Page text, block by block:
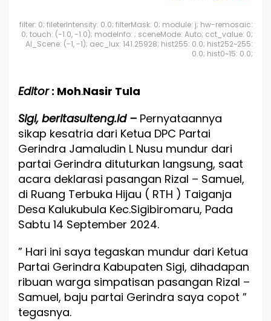
J
a
d
n
L
N
u
s
u
M
e
n
y
t
a
k
a
n
S
filter: 0; fileterIntensity: 0.0; filterMask: 0; module: j; hw-remosaic:
0; touch: (-1.0, -1.0); modeInfo: ; sceneMode: Auto; cct_value: 0;
AI_Scene: (-1, -1); aec_lux: 141.25928; hist255: 0.0; hist252~255:
0.0; hist0~15: 0.0;
Editor: Moh.Nasir Tula
Sigi, beritasulteng.id – Pernyataannya
sikap kesatria dari Ketua DPC Partai
Gerindra Jamaludin L Nusu mundur dari
partai Gerindra dituturkan langsung, saat
acara deklarasi pasangan Rizal – Samuel,
di Ruang Terbuka Hijau ( RTH ) Taiganja
Desa Kalukubula Kec.Sigibiromaru, Pada
Sabtu 14 September 2024.
” Hari ini saya tegaskan mundur dari Ketua
Partai Gerindra Kabupaten Sigi, dihadapan
ribuan warga simpatisan pasangan Rizal –
Samuel, baju partai Gerindra saya copot ”
tegasnya.